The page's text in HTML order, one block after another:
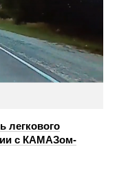
легкового
с КАМАЗом-